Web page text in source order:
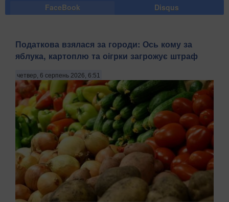
FaceBook Disqus
Податкова взялася за городи: Ось кому за
яблука, картоплю та оігрки загрожує штраф
четвер, 6 серпень 2026, 6:51